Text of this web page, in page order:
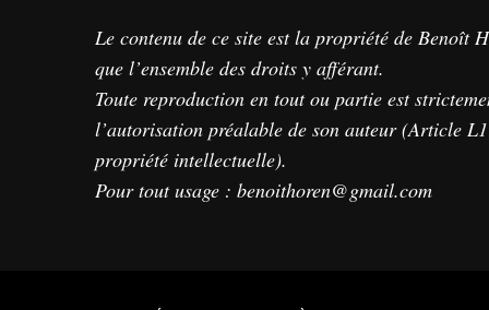
Le contenu de ce site est la propriété de Benoît
que l’ensemble des droits y afférant.
Toute reproduction en tout ou partie est
l’autorisation préalable de son auteur (Article
propriété intellectuelle).
Pour tout usage : benoithoren@gmail.com